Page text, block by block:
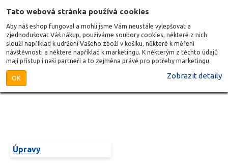
Tato webová stránka používá cookies
Aby náš eshop fungoval a mohli jsme Vám neustále vylepšovat a
zjednodušovat Váš nákup, používáme soubory cookies, některé z nich
slouží například k udržení Vašeho zboží v košíku, některé k měření
návštěvnosti a některé například k marketingu. K některým z těchto údajů
mají přístup i naši partneři a to zejména právě pro potřeby marketingu.
OK Zobrazit detaily
Úpravy